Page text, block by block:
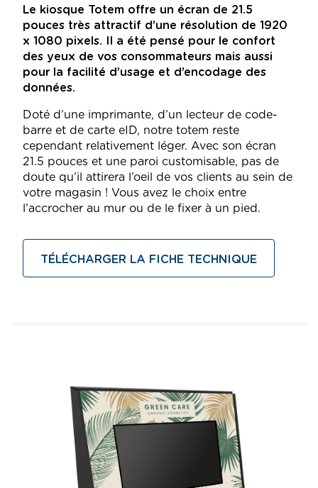
Le kiosque Totem offre un écran de 21.5
pouces très attractif d’une résolution de 1920
x 1080 pixels. Il a été pensé pour le confort
des yeux de vos consommateurs mais aussi
pour la facilité d’usage et d’encodage des
données.
Doté d’une imprimante, d’un lecteur de code-
barre et de carte eID, notre totem reste
cependant relativement léger. Avec son écran
21.5 pouces et une paroi customisable, pas de
doute qu’il attirera l’oeil de vos clients au sein de
votre magasin ! Vous avez le choix entre
l’accrocher au mur ou de le fixer à un pied.
TÉLÉCHARGER LA FICHE TECHNIQUE